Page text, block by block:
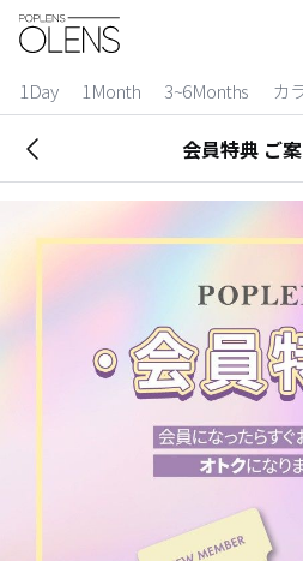
1Day 1Month 3~6Months カ
ログイン
カラコン比較
今月限定特典
ベスト
装着期間
2
3~6
よりどりキット
会員特典 ご